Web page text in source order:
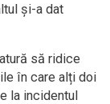
și-a dat
să ridice
în care alți doi
la incidentul